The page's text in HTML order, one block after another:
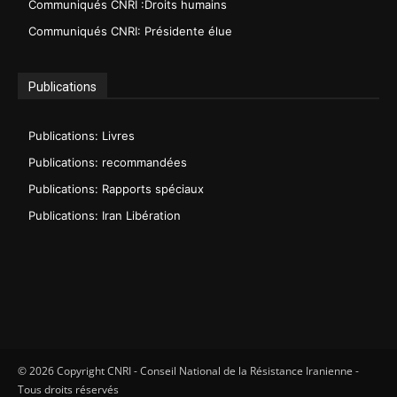
Communiqués CNRI :Droits humains
Communiqués CNRI: Présidente élue
Publications
Publications: Livres
Publications: recommandées
Publications: Rapports spéciaux
Publications: Iran Libération
© 2026 Copyright CNRI - Conseil National de la Résistance Iranienne -
Tous droits réservés